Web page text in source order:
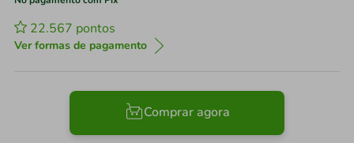
22.567 pontos
Ver formas de pagamento
Comprar agora